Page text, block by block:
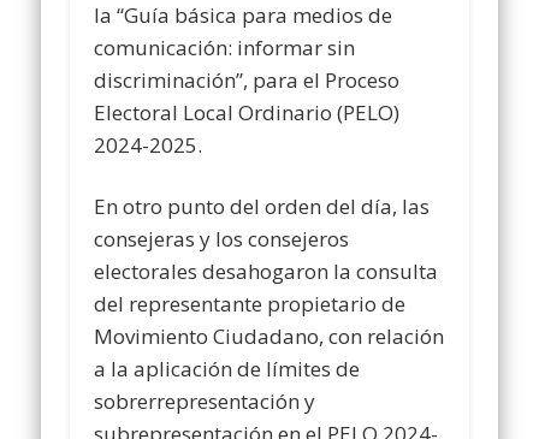
la “Guía básica para medios de
comunicación: informar sin
discriminación”, para el Proceso
Electoral Local Ordinario (PELO)
2024-2025.
En otro punto del orden del día, las
consejeras y los consejeros
electorales desahogaron la consulta
del representante propietario de
Movimiento Ciudadano, con relación
a la aplicación de límites de
sobrerrepresentación y